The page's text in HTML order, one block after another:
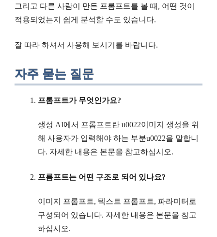
그리고 다른 사람이 만든 프롬프트를 볼 때, 어떤 것이
적용되었는지 쉽게 분석할 수도 있습니다.
잘 따라 하셔서 사용해 보시기를 바랍니다.
자주 묻는 질문
프롬프트가 무엇인가요?
생성 AI에서 프롬프트란 u0022이미지 생성을 위
해 사용자가 입력해야 하는 부분u0022을 말합니
다. 자세한 내용은 본문을 참고하십시오.
프롬프트는 어떤 구조로 되어 있나요?
이미지 프롬프트, 텍스트 프롬프트, 파라미터로
구성되어 있습니다. 자세한 내용은 본문을 참고
하십시오.